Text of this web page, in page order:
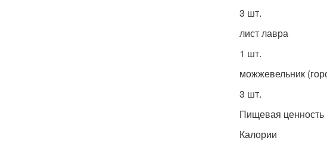
3 шт.
лист лавра
1 шт.
можжевельник
3 шт.
Пищевая ценность
Калории